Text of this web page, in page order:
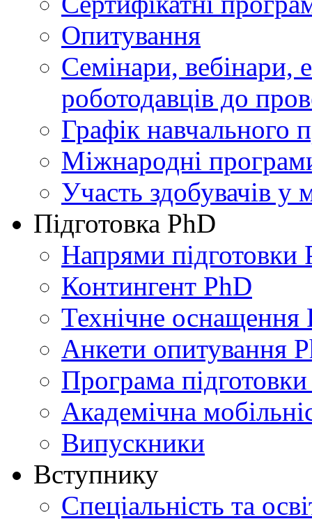
Опитування
Семінари, вебінари,
роботодавців до
Графік навчального
Міжнародні
Участь здобувачів
Підготовка PhD
Напрями підготовки
Контингент PhD
Технічне оснащення
Анкети опитування
Програма
Академічна
Випускники
Вступнику
Спеціальність та